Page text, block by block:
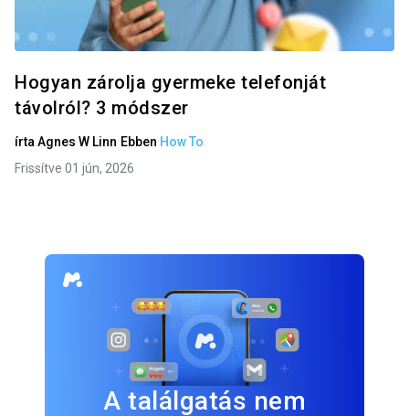
Hogyan zárolja gyermeke telefonját
távolról? 3 módszer
írtaAgnes W Linn Ebben How To
Frissítve 01 jún, 2026
A találgatás nem